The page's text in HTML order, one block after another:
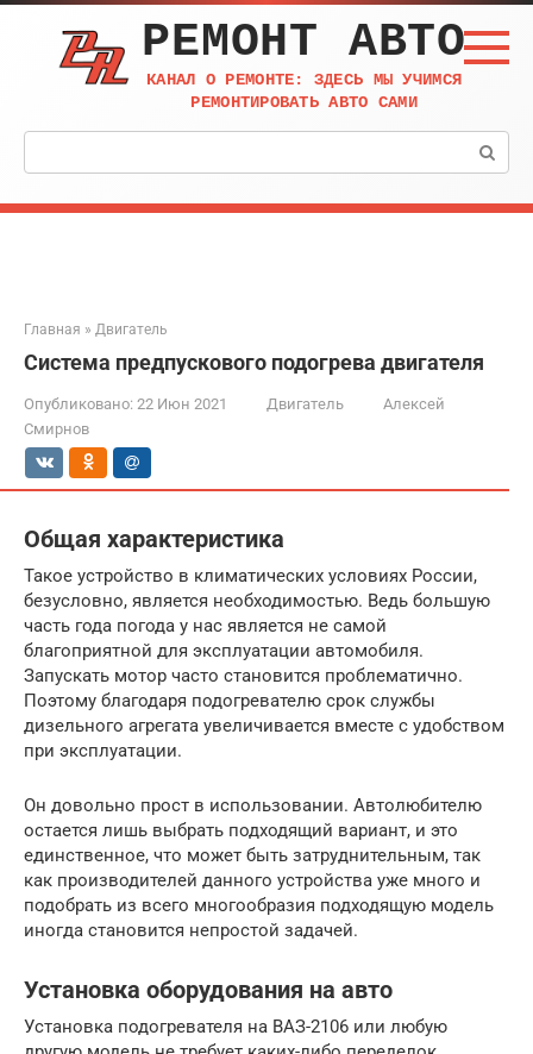
Перейти
контенту
РЕМОНТ АВТО
КАНАЛ О РЕМОНТЕ: ЗДЕСЬ МЫ УЧИМСЯ
РЕМОНТИРОВАТЬ АВТО САМИ
Поиск:
Главная » Двигатель
Система предпускового подогрева двигателя
Опубликовано: 22 Июн 2021 Двигатель
Алексей
Смирнов
Общая характеристика
Такое устройство в климатических условиях России,
безусловно, является необходимостью. Ведь большую
часть года погода у нас является не самой
благоприятной для эксплуатации автомобиля.
Запускать мотор часто становится проблематично.
Поэтому благодаря подогревателю срок службы
дизельного агрегата увеличивается вместе с удобством
при эксплуатации.
Он довольно прост в использовании. Автолюбителю
остается лишь выбрать подходящий вариант, и это
единственное, что может быть затруднительным, так
как производителей данного устройства уже много и
подобрать из всего многообразия подходящую модель
иногда становится непростой задачей.
Установка оборудования на авто
Установка подогревателя на ВАЗ-2106 или любую